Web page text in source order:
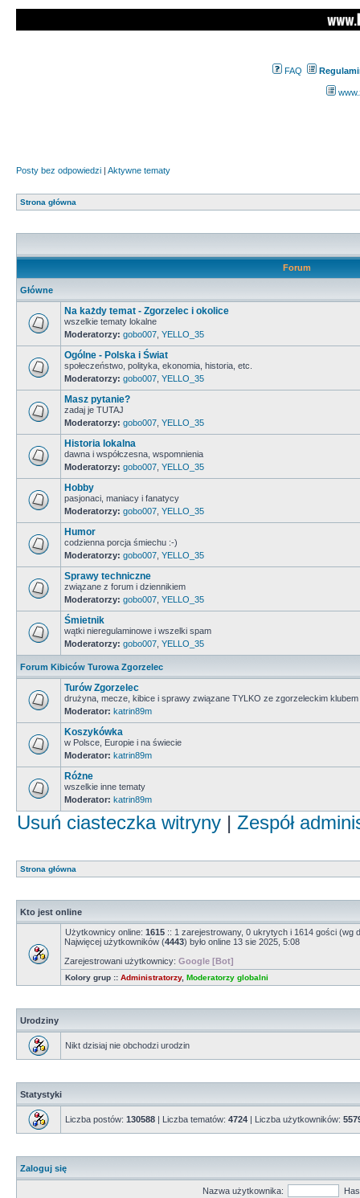
FAQ
Posty bez odpowiedzi | Aktywne tematy
Strona główna
Forum
Główne
Na każdy temat - Zgorzelec i okolice
wszelkie tematy lokalne
Moderatorzy: gobo007 YELLO_35
Ogólne - Polska i Świat
społeczeństwo, polityka, ekonomia, historia, etc.
Moderatorzy: gobo007 YELLO_35
Masz pytanie?
zadaj je TUTAJ
Moderatorzy: gobo007 YELLO_35
Historia lokalna
dawna i współczesna, wspomnienia
Moderatorzy: gobo007 YELLO_35
Hobby
pasjonaci, maniacy i fanatycy
Moderatorzy: gobo007 YELLO_35
Humor
codzienna porcja śmiechu :-)
Moderatorzy: gobo007 YELLO_35
Sprawy techniczne
związane z forum i dziennikiem
Moderatorzy: gobo007 YELLO_35
Śmietnik
wątki nieregulaminowe i wszelki spam
Moderatorzy: gobo007 YELLO_35
Forum Kibiców Turowa Zgorzelec
Turów Zgorzelec
drużyna, mecze, kibice i sprawy związane TYLKO ze zgorzeleckim klubem
Moderator: katrin89m
Koszykówka
w Polsce, Europie i na świecie
Moderator: katrin89m
Różne
wszelkie inne tematy
Moderator: katrin89m
Usuń ciasteczka witryny | Zespół
Strona główna
Kto jest online
Użytkownicy online: 1615 :: 1 zarejestrowany, 0 ukrytych i 1614 gości (wg
Najwięcej użytkowników (4443) było online 13 sie 2025, 5:08
Zarejestrowani użytkownicy: Google [Bot]
Kolory grup :: Administratorzy, Moderatorzy globalni
Urodziny
Nikt dzisiaj nie obchodzi urodzin
Statystyki
Liczba postów: 130588 | Liczba tematów: 4724 | Liczba użytkowników:
Zaloguj się
Nazwa użytkownika: